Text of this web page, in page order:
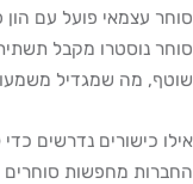
סוחר עצמאי פועל עם הון
סוחר נוסטרו מקבל תשתית
שוטף, מה שמגדיל
אילו כישורים נדרשים
החברות מחפשות סוחרים